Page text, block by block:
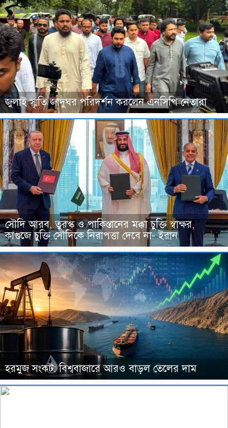
জুলাই স্মৃতি জাদুঘর পরিদর্শন করলেন এনসিপি নেতারা
সৌদি আরব, তুরস্ক ও পাকিস্তানের মক্কা চুক্তি স্বাক্ষর,
কাগুজে চুক্তি সৌদিকে নিরাপত্তা দেবে না- ইরান
হরমুজ সংকট: বিশ্ববাজারে আরও বাড়ল তেলের দাম